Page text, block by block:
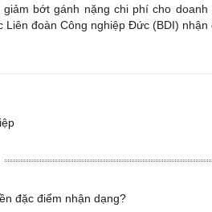
bớt gánh nặng chi phí cho
Liên đoàn Công nghiệp Đức (BDI) nhận
đặc điểm nhận dạng?